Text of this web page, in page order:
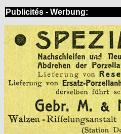
Publicités - Werbung: